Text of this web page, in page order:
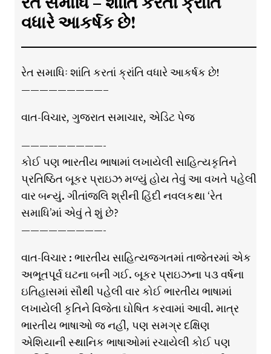
વધારે આકર્ષક છે!
રેત સમાધિઃ શાંતિ કરતાં ક્રાંતિ વધારે આકર્ષક છે!
—————————–
વાત-વિચાર, ગુજરાત સમાચાર, એડિટ પેજ
—————————-
કોઈ પણ ભારતીય ભાષામાં લખાયેલી સાહિત્યકૃતિને
પ્રતિષ્ઠિત બૂકર પ્રાઇઝ મળ્યું હોય તેવું આ વખતે પહેલી
વાર બન્યું. ગીતાંજલિ શ્રીની હિંદી નવલકથા ‘રેત
સમાધિ’માં એવું તે શું છે?
—————————-
વાત-વિચાર : ભારતીય સાહિત્યજગતમાં તાજેતરમાં એક
અભૂતપૂર્વ ઘટના બની ગઈ. બૂકર પ્રાઇઝના ૫૩ વર્ષના
ઇતિહાસમાં સૌથી પહેલી વાર કોઈ ભારતીય ભાષામાં
લખાયેલી કૃતિને વિજેતા ઘોષિત કરવામાં આવી. માત્ર
ભારતીય ભાષાઓ જ નહીં, પણ સમગ્ર દક્ષિણ
એશિયાની સ્થાનિક ભાષાઓમાં રચાયેલી કોઈ પણ